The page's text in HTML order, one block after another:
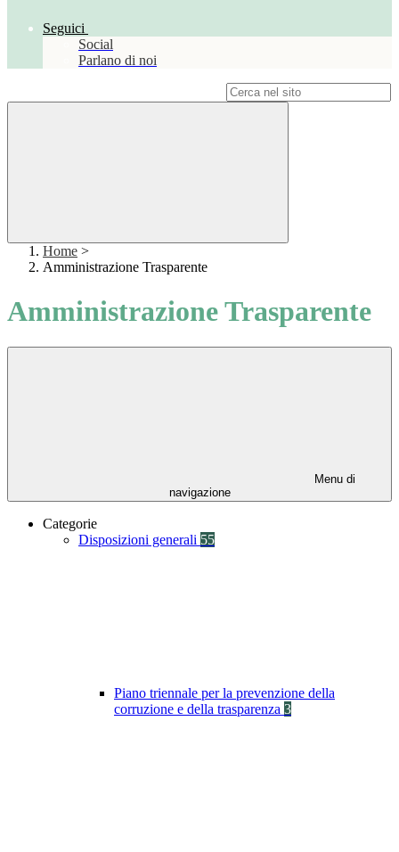
Seguici
Social
Parlano di noi
Home >
Amministrazione Trasparente
Amministrazione Trasparente
Menu di
navigazione
Categorie
Disposizioni generali 55
Piano triennale per la prevenzione della
corruzione e della trasparenza 3